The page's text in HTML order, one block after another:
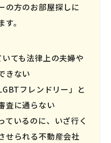
の方のお部屋探しに
。
ても法律上の夫婦や
きない
フレンドリー」と
査に通らない
ているのに、いざ行く
せられる不動産会社